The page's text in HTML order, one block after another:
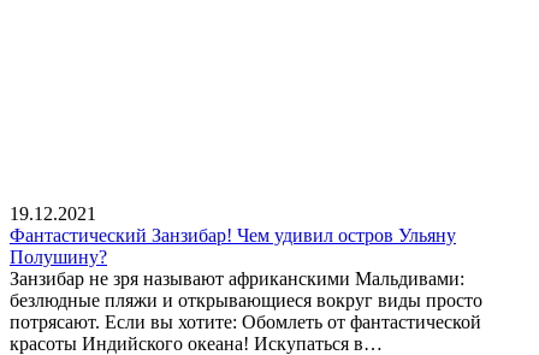
19.12.2021
Фантастический Занзибар! Чем удивил остров Ульяну
Полушину?
Занзибар не зря называют африканскими Мальдивами:
безлюдные пляжи и открывающиеся вокруг виды просто
потрясают. Если вы хотите: Обомлеть от фантастической
красоты Индийского океана! Искупаться в…